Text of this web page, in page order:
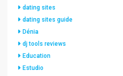
dating sites
dating sites guide
Dénia
dj tools reviews
Education
Estudio